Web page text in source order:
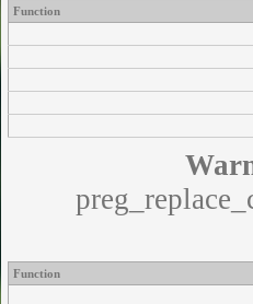
Function
Function